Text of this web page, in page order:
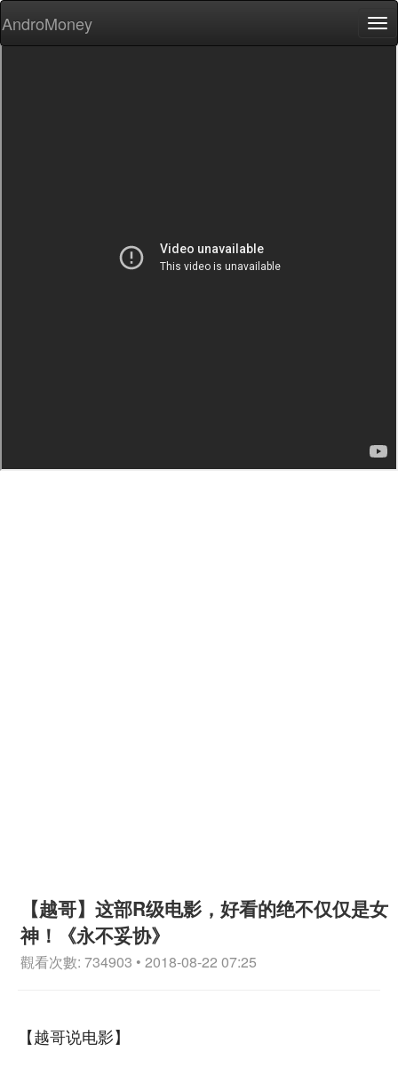
AndroMoney
【越哥】这部R级电影，好看的绝不仅仅是女
神！《永不妥协》
觀看次數: 734903 • 2018-08-22 07:25
【越哥说电影】